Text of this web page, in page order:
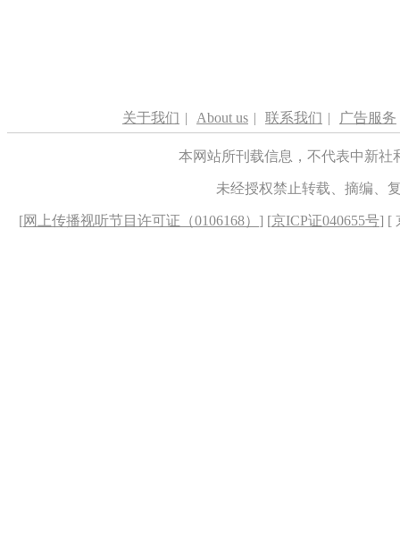
关于我们 | About us | 联系我们 | 广告服务
本网站所刊载信息，不代表中新
未经授权禁止转载、摘编、
[网上传播视听节目许可证（0106168） ] [京ICP证040655号] [